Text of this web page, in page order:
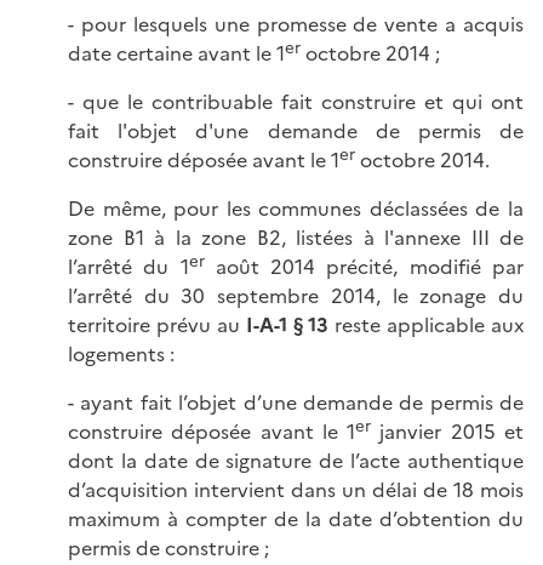
- pour lesquels une promesse de vente a acquis
date certaine avant le 1er octobre 2014 ;
- que le contribuable fait construire et qui ont
fait l'objet d'une demande de permis de
construire déposée avant le 1er octobre 2014.
De même, pour les communes déclassées de la
zone B1 à la zone B2, listées à l'annexe III de
l’arrêté du 1eraoût 2014 précité, modifié par
l’arrêté du 30 septembre 2014, le zonage du
territoire prévu au I-A-1 § 13 reste applicable aux
logements :
- ayant fait l’objet d’une demande de permis de
construire déposée avant le 1er janvier 2015 et
dont la date de signature de l’acte authentique
d’acquisition intervient dans un délai de 18 mois
maximum à compter de la date d’obtention du
permis de construire ;